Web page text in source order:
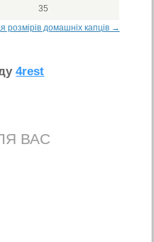
35
розмірів домашніх капців →
4rest
ВАС